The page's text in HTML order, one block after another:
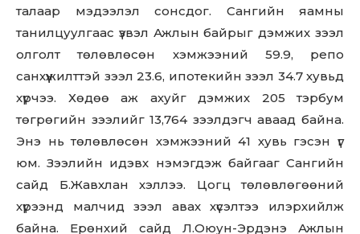
Don't miss
out!
талаар мэдээлэл сонсдог. Сангийн яамны
танилцуулгаас үзвэл Ажлын байрыг дэмжих зээл
олголт төлөвлөсөн хэмжээний 59.9, репо
санхүүжилттэй зээл 23.6, ипотекийн зээл 34.7 хувьд
хүрчээ. Хөдөө аж ахуйг дэмжих 205 тэрбум
төгрөгийн зээлийг 13,764 зээлдэгч аваад байна.
Энэ нь төлөвлөсөн хэмжээний 41 хувь гэсэн үг
юм. Зээлийн идэвх нэмэгдэж байгааг Сангийн
сайд Б.Жавхлан хэллээ. Цогц төлөвлөгөөний
хүрээнд малчид зээл авах хүсэлтээ илэрхийлж
байна. Ерөнхий сайд Л.Оюун-Эрдэнэ Ажлын